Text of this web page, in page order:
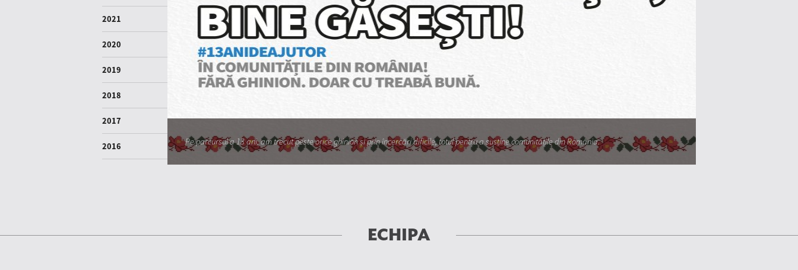
2021
2020
2019
2018
2017
2016 Pe parcursul a 13 ani, am trecut peste orice ghinion și prin încercări dificile, totul pentru a susține comunitățile din România.
ECHIPA